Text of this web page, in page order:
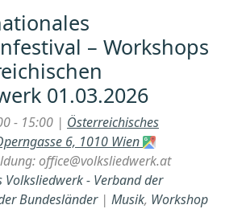
– Workshops
01.03.2026
- 15:00 | Österreichisches
6, 1010 Wien
office@volksliedwerk.at
Volksliedwerk - Verband der
Bundesländer| Musik, Workshop